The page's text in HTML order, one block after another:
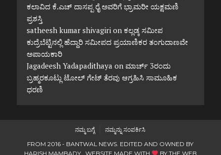
ಕಲಾವಿದ ಕೆ.ಎಚ್ ದಾಸಪ್ಪ ರೈ ಅವರಿಗೆ ಭ್ರಾಮರೀ ಯಕ್ಷಮಣಿ
ಪ್ರಶಸ್ತಿ
satheesh kumar shivagirion ಕಲ್ಲಡ್ಕ ಸಮೀಪ
ಕುದ್ರೆಬೆಟ್ಟಿನಲ್ಲಿ ಹೆದ್ದಾರಿ ಸಮೀಪದ ಪ್ರಯಾಣಿಕರ ತಂಗುದಾಣವೇ
ಅಪಾಯಕಾರಿ
Jagadeesh Yadapadithaya on ಮಾರ್ಚ್ 3ರಂದು
ಬ್ರಹ್ಮರಕೂಟ್ಲು ಟೋಲ್ ಗೇಟ್ ತೆರವು ಆಗ್ರಹಿಸಿ ಸಾಮೂಹಿಕ
ಧರಣಿ
ನಮ್ಮ ಬಗ್ಗೆ
ನಮ್ಮನ್ನು ಸಂಪರ್ಕಿಸಿ
FROM 2016 - BANTWAL NEWS. EDITED AND OWNED BY
HARISH MAMBADY. WEBSITE MADE WITH
BY THE WEB